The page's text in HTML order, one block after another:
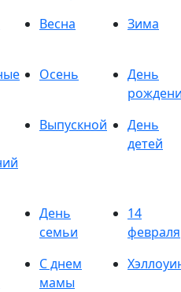
Весна Зима
Осень
День
Выпускной
День
детей
День
семьи
14
февраля
С днем
мамы